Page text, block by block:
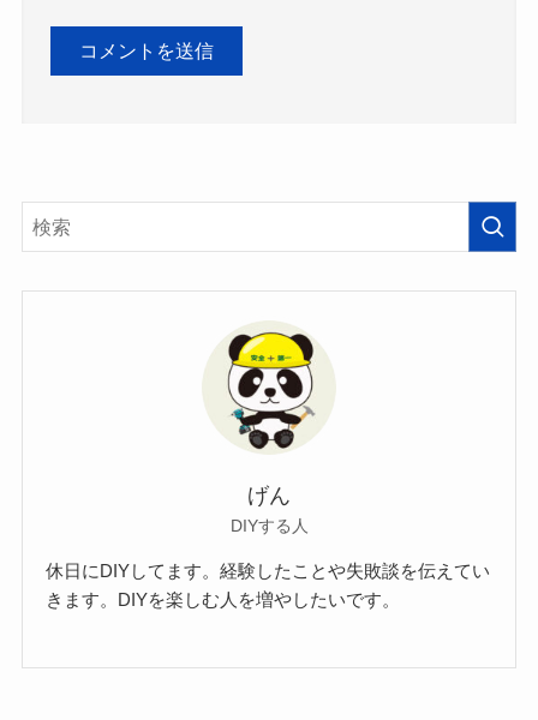
げん
DIYする人
休日にDIYしてます。経験したことや失敗談を伝えてい
きます。DIYを楽しむ人を増やしたいです。